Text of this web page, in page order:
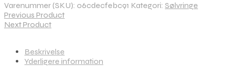
Varenummer (SKU): 06cdecfebc91 Kategori: Sølvringe
Previous Product
Next Product
Beskrivelse
Yderligere information